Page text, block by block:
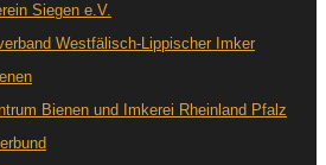
Siegen e.V.
Westfälisch-Lippischer Imker
Bienen und Imkerei Rheinland Pfalz